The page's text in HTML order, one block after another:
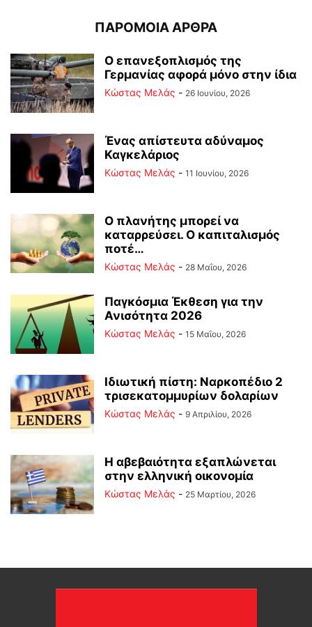
ΠΑΡΟΜΟΙΑ ΑΡΘΡΑ
Ο επανεξοπλισμός της
Γερμανίας αφορά μόνο στην ίδια
Κώστας Μελάς - 26 Ιουνίου, 2026
Ένας απίστευτα αδύναμος
Καγκελάριος
Κώστας Μελάς - 11 Ιουνίου, 2026
Ο πλανήτης μπορεί να
καταρρεύσει. Ο καπιταλισμός
ποτέ…
Κώστας Μελάς - 28 Μαΐου, 2026
Παγκόσμια Έκθεση για την
Ανισότητα 2026
Κώστας Μελάς - 15 Μαΐου, 2026
Ιδιωτική πίστη: Ναρκοπέδιο 2
τρισεκατομμυρίων δολαρίων
Κώστας Μελάς - 9 Απριλίου, 2026
Η αβεβαιότητα εξαπλώνεται
στην ελληνική οικονομία
Κώστας Μελάς - 25 Μαρτίου, 2026